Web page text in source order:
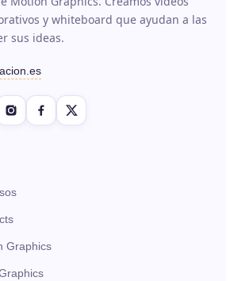
y whiteboard que ayudan a las
sus ideas.
Graphics